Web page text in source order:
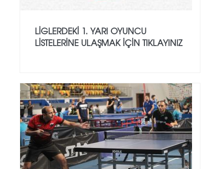
LİGLERDEKİ 1. YARI OYUNCU
LİSTELERİNE ULAŞMAK İÇİN TIKLAYINIZ